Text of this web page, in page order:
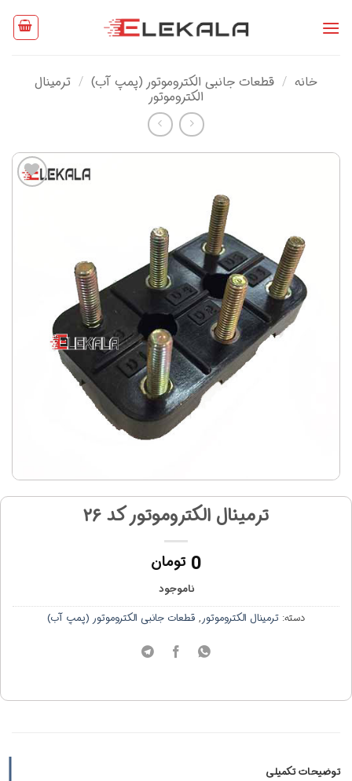
خانه / قطعات جانبی الکتروموتور (پمپ آب) / ترمینال
الکتروموتور
ترمینال الکتروموتور کد ۲۶
0 تومان
ناموجود
دسته: ترمینال الکتروموتور, قطعات جانبی الکتروموتور (پمپ آب)
توضیحات تکمیلی